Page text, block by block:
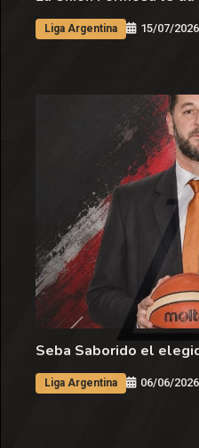
Liga Argentina 15/07/2026
Seba Saborido el
Liga Argentina 06/06/2026